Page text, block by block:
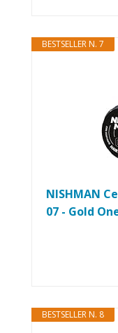
BESTSELLER N. 7
NISHMAN
07 - Gold
BESTSELLER N. 8